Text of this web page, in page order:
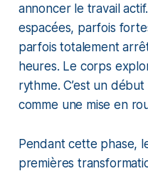
annoncer le travail
espacées, parfois
parfois totalement
heures. Le corps
rythme. C’est un
comme une mise en
Pendant cette phase,
premières